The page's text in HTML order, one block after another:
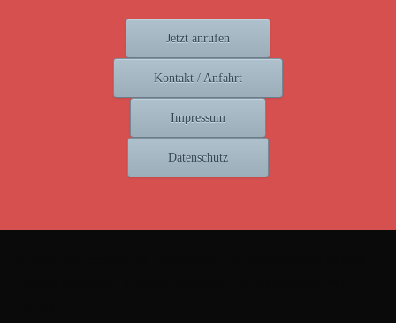
Jetzt anrufen
Kontakt / Anfahrt
Impressum
Datenschutz